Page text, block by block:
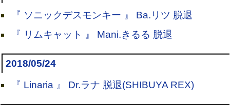
『 ソニックデスモンキー 』 Ba.リツ 脱退
『 リムキャット 』 Mani.きるる 脱退
2018/05/24
『 Linaria 』 Dr.ラナ 脱退(SHIBUYA REX)